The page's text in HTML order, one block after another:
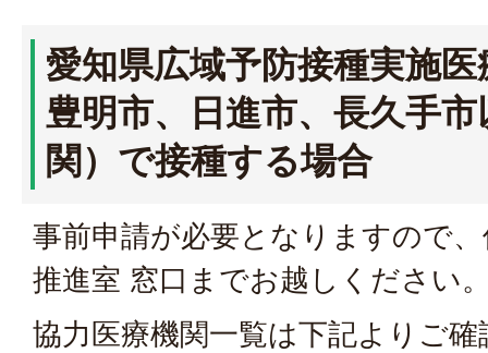
愛知県広域予防接種実施
豊明市、日進市、長久手
関）で接種する場合
事前申請が必要となりますので
推進室 窓口までお越しください
協力医療機関一覧は下記よりご